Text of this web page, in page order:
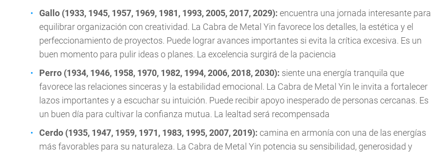
Gallo (1933, 1945, 1957, 1969, 1981, 1993, 2005, 2017, 2029): encuentra una jornada interesante para
equilibrar organización con creatividad. La Cabra de Metal Yin favorece los detalles, la estética y el
perfeccionamiento de proyectos. Puede lograr avances importantes si evita la crítica excesiva. Es un
buen momento para pulir ideas o planes. La excelencia surgirá de la paciencia
Perro (1934, 1946, 1958, 1970, 1982, 1994, 2006, 2018, 2030): siente una energía tranquila que
favorece las relaciones sinceras y la estabilidad emocional. La Cabra de Metal Yin le invita a fortalecer
lazos importantes y a escuchar su intuición. Puede recibir apoyo inesperado de personas cercanas. Es
un buen día para cultivar la confianza mutua. La lealtad será recompensada
Cerdo (1935, 1947, 1959, 1971, 1983, 1995, 2007, 2019): camina en armonía con una de las energías
más favorables para su naturaleza. La Cabra de Metal Yin potencia su sensibilidad, generosidad y